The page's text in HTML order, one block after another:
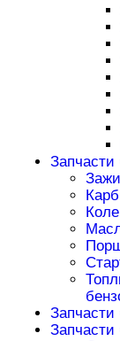
Запчасти
Запчасти